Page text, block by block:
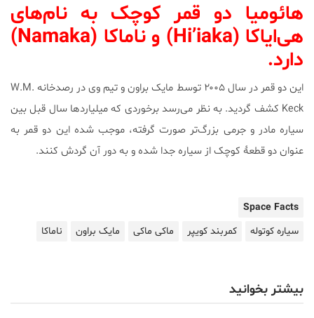
هائومیا دو قمر کوچک به نام‌های
هی‌ایاکا (Hi’iaka) و ناماکا (Namaka)
دارد.
این دو قمر در سال ۲۰۰۵ توسط مایک براون و تیم وی در رصدخانه W.M.
Keck کشف گردید. به نظر می‌رسد برخوردی که میلیاردها سال قبل بین
سیاره مادر و جرمی بزرگ‌تر صورت گرفته، موجب شده این دو قمر به
عنوان دو قطعۀ کوچک از سیاره جدا شده و به دور آن گردش کنند.
Space Facts
سیاره کوتوله
کمربند کویپر ماکی ماکی مایک براون ناماکا
بیشتر بخوانید